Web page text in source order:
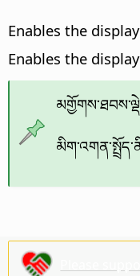
Enables the
Enables the